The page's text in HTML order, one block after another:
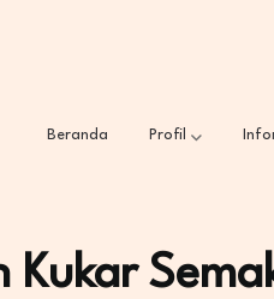
Beranda Profil
Kukar